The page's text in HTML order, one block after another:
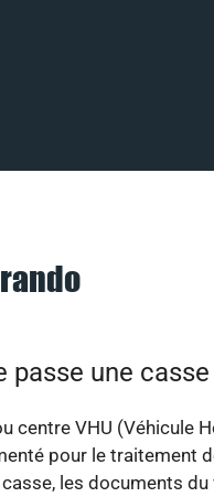
passe une
centre VHU (Véhicule
pour le traitement
les documents